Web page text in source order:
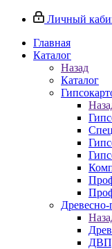
Личный
Главная
Каталог
Назад
Каталог